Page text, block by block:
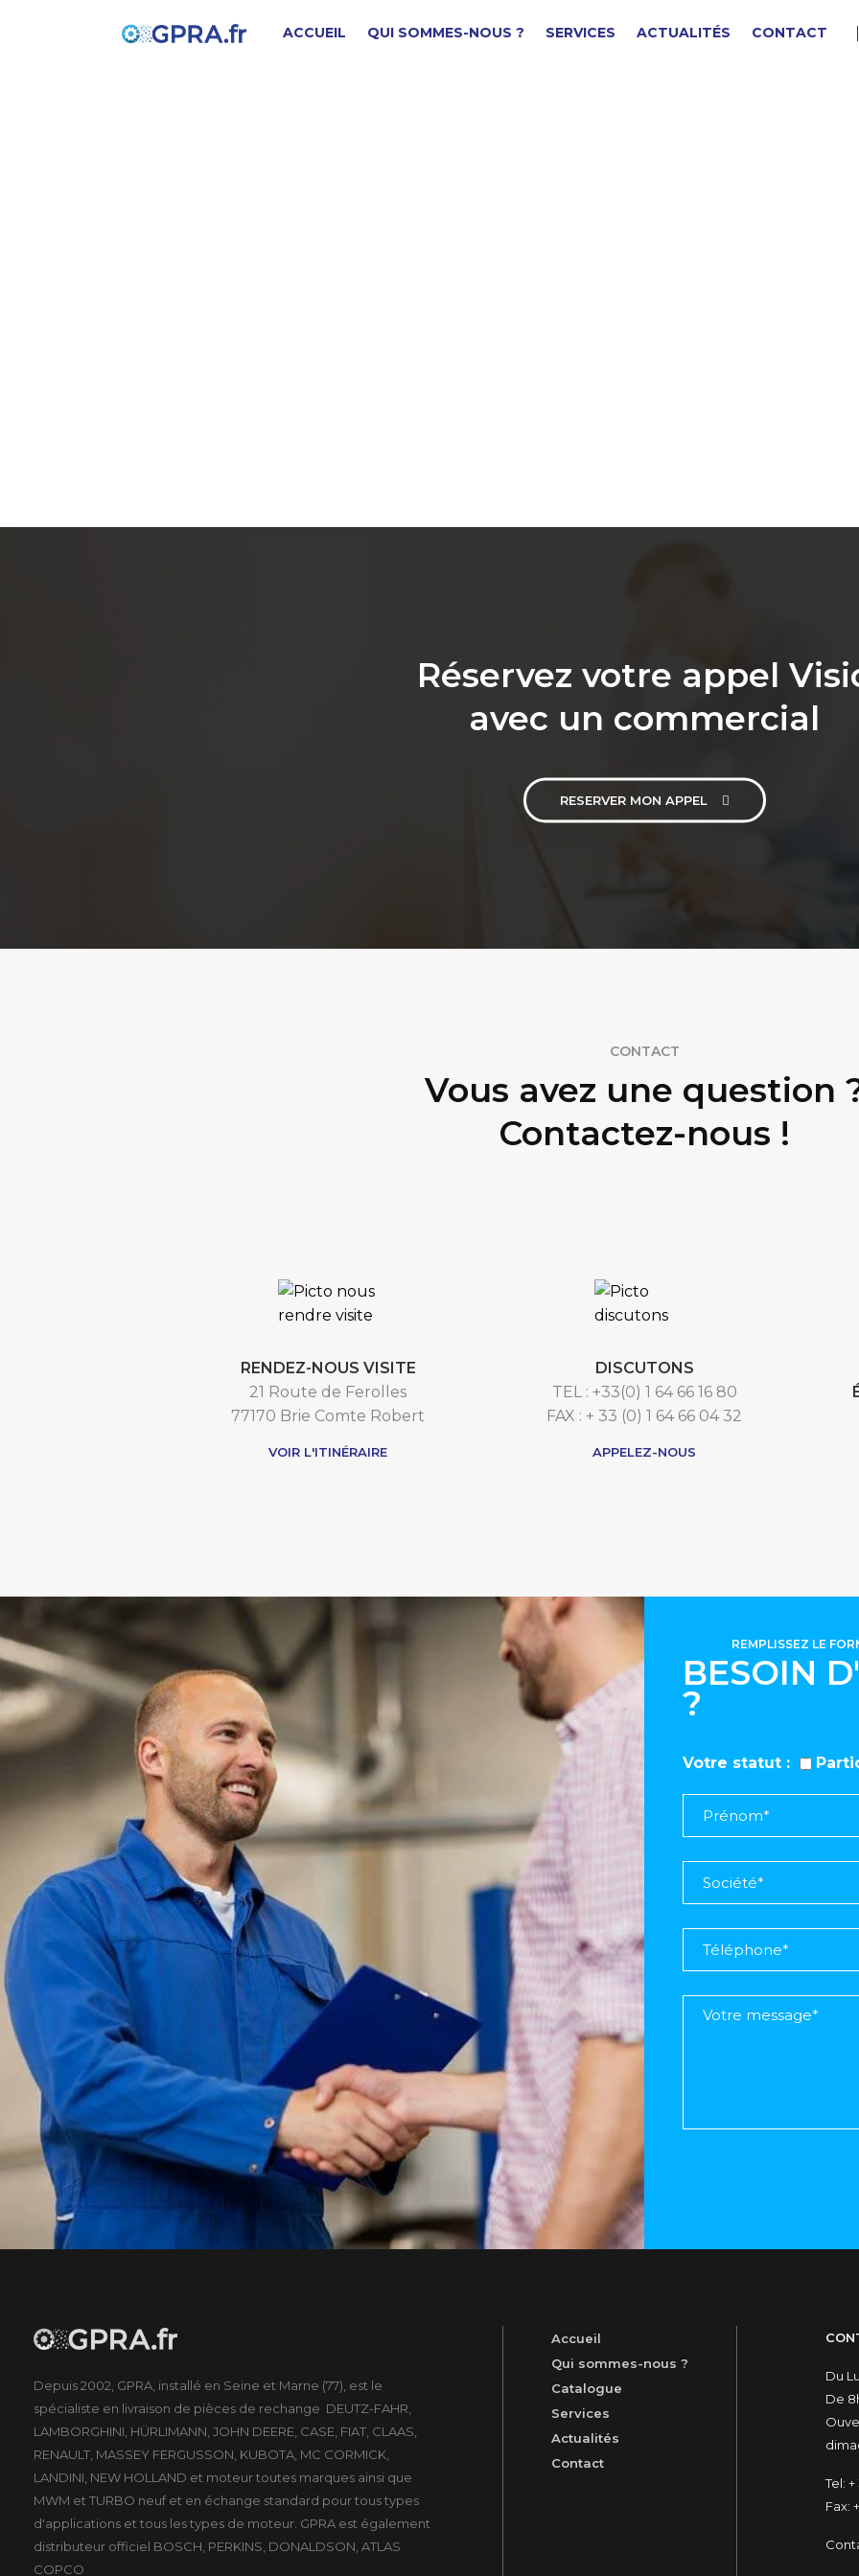
ACCUEIL QUI SOMMES-NOUS ? SERVICES ACTUALITÉS CONTACT
Réservez votre appel
avec un commercial
RESERVER MON APPEL
CONTACT
Vous avez une question
Contactez-nous !
RENDEZ-NOUS VISITE
21 Route de Ferolles
77170 Brie Comte Robert
VOIR L'ITINÉRAIRE
DISCUTONS
TEL : +33(0) 1 64 66 16 80
FAX : + 33 (0) 1 64 66 04 32
APPELEZ-NOUS
BESOIN
?
REMPLISSEZ LE
Votre statut
Depuis 2002, GPRA, installé en Seine et Marne (77), est le
spécialiste en livraison de pièces de rechange DEUTZ-FAHR,
LAMBORGHINI, HÜRLIMANN, JOHN DEERE, CASE, FIAT, CLAAS,
RENAULT, MASSEY FERGUSSON, KUBOTA, MC CORMICK,
LANDINI, NEW HOLLAND et moteur toutes marques ainsi que
MWM et TURBO neuf et en échange standard pour tous types
d'applications et tous les types de moteur. GPRA est également
distributeur officiel BOSCH, PERKINS, DONALDSON, ATLAS
COPCO
Accueil
Qui sommes-nous ?
Catalogue
Services
Actualités
Contact
Du
De
Tel: +
Fax: